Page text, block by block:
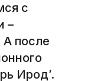
с
–
А после
Ирод’.